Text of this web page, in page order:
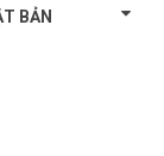
BẢN